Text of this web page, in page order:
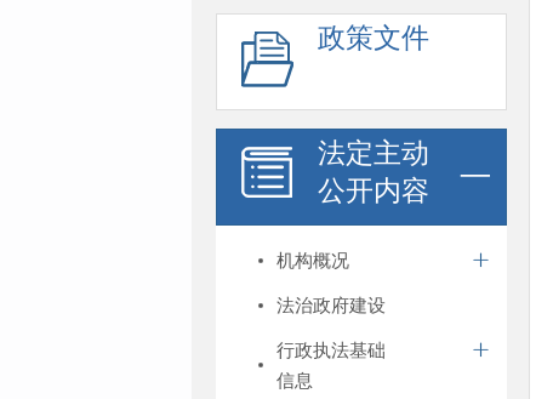
政策文件
法定主动
公开内容
机构概况
法治政府建设
行政执法基础
信息